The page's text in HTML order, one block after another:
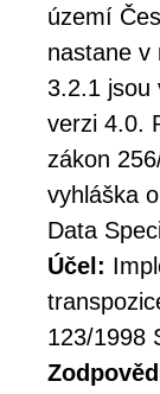
území
nastane v
3.2.1 jsou
verzi 4.0.
zákon
vyhláška
Data
Účel:
123/1998